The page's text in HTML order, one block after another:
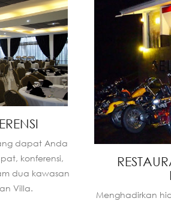
dapat Anda
konferensi,
dua kawasan
Villa.
Menghadirkan